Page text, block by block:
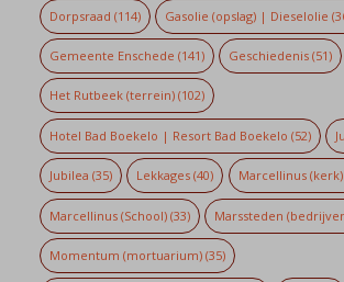
Dorpsraad (114) Gasolie (opslag) | Dieselolie
Gemeente Enschede (141) Geschiedenis (51)
Het Rutbeek (terrein)(102)
Hotel Bad Boekelo | Resort Bad Boekelo (52)
Jubilea (35) Lekkages (40) Marcellinus (kerk)
Marcellinus (School)(33) Marssteden
Momentum (mortuarium)(35)